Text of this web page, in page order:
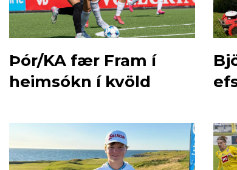
Þór/KA fær Fram í
heimsókn í kvöld